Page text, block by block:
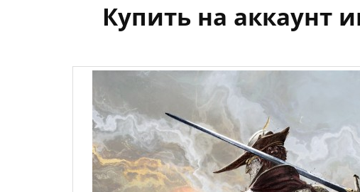
Купить на аккаунт